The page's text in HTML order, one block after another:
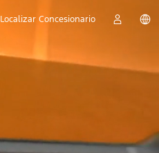
Localizar Concesionario